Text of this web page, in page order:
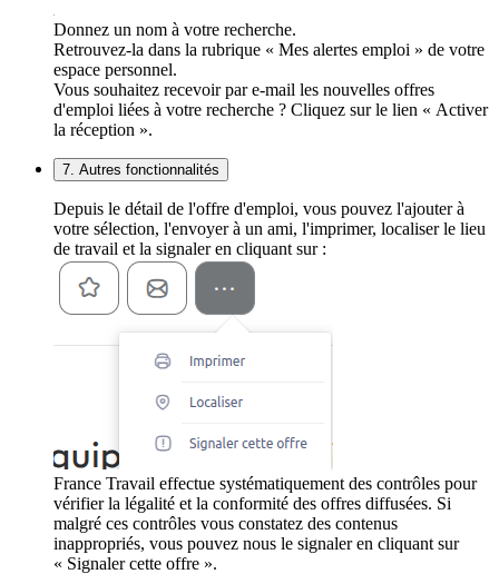
Donnez un nom à votre recherche.
Retrouvez-la dans la rubrique « Mes alertes emploi » de votre
espace personnel.
Vous souhaitez recevoir par e-mail les nouvelles offres
d'emploi liées à votre recherche ? Cliquez sur le lien « Activer
la réception ».
7. Autres fonctionnalités
Depuis le détail de l'offre d'emploi, vous pouvez l'ajouter à
votre sélection, l'envoyer à un ami, l'imprimer, localiser le lieu
de travail et la signaler en cliquant sur :
France Travail effectue systématiquement des contrôles pour
vérifier la légalité et la conformité des offres diffusées. Si
malgré ces contrôles vous constatez des contenus
inappropriés, vous pouvez nous le signaler en cliquant sur
« Signaler cette offre ».